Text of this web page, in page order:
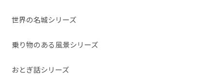
世界の名城シリーズ
乗り物のある風景シリーズ
おとぎ話シリーズ